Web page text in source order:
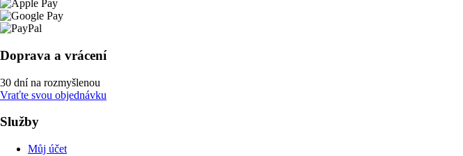
Doprava a vrácení
30 dní na rozmyšlenou
Vraťte svou objednávku
Služby
Můj účet